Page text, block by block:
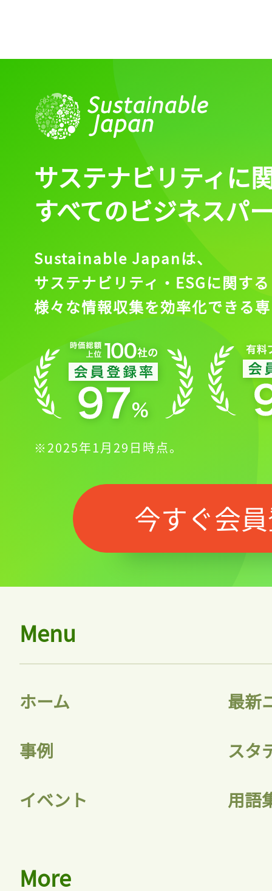
サステナビリティに
すべてのビジネスパ
Sustainable Japanは、
サステナビリティ・ESGに関する
様々な情報収集を効率化できる
※2025年1月29日時点。
今すぐ会
Menu
ホーム 最新
事例 スタ
イベント 用語
More